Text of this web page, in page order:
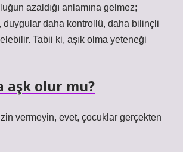
azaldığı anlamına gelmez;
duygular daha kontrollü, daha bilinçli
Tabii ki, aşık olma yeteneği
aşk olur mu?
vermeyin, evet, çocuklar gerçekten